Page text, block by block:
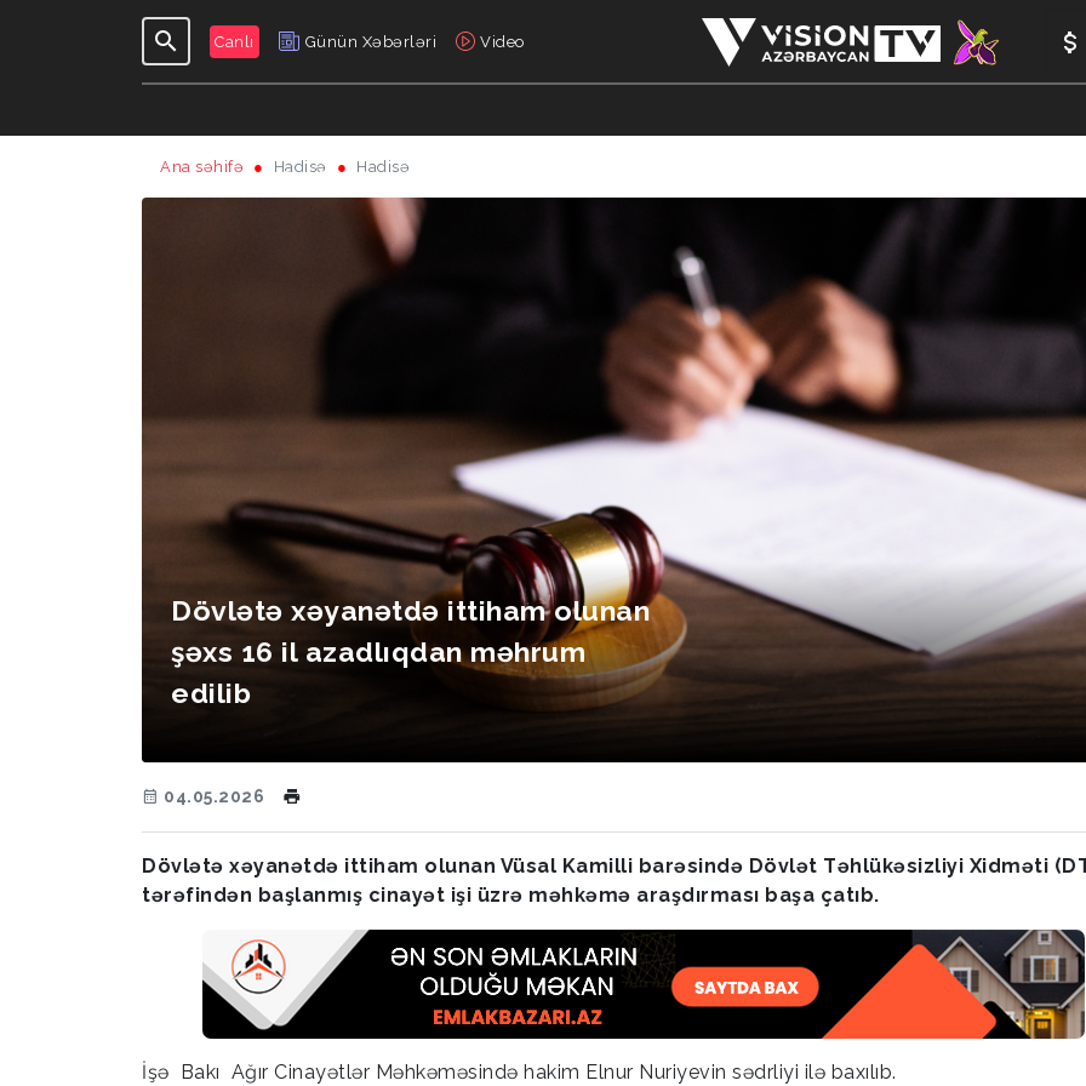
Canlı Günün Xəbərləri Video
GÜNDƏLIK VERILIŞLƏR
Ana səhifə Hadisə Hadisə
Dövlətə xəyanətdə ittiham olunan
şəxs 16 il azadlıqdan məhrum
edilib
04.05.2026
Dövlətə xəyanətdə ittiham olunan Vüsal Kamilli barəsində Dövlət Təhlükəsizliyi Xidməti
tərəfindən başlanmış cinayət işi üzrə məhkəmə araşdırması başa çatıb.
İşə Bakı Ağır Cinayətlər Məhkəməsində hakim Elnur Nuriyevin sədrliyi ilə baxılıb.